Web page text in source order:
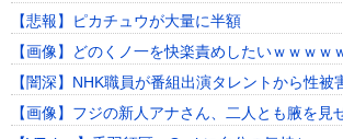
【悲報】ピカチュウが大量に半額
【画像】どのくノ一を快楽責めしたいｗｗｗｗ
【闇深】NHK職員が番組出演タレントから性被
【画像】フジの新人アナさん、二人とも腋を見